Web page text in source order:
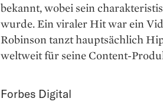
bekannt, wobei sein
wurde. Ein viraler Hit war ein
Robinson tanzt hauptsächlich
weltweit für seine Content-
Forbes Digital